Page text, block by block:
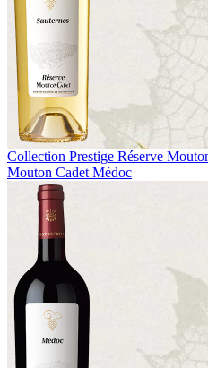
Collection Prestige Réserve
Mouton Cadet Médoc